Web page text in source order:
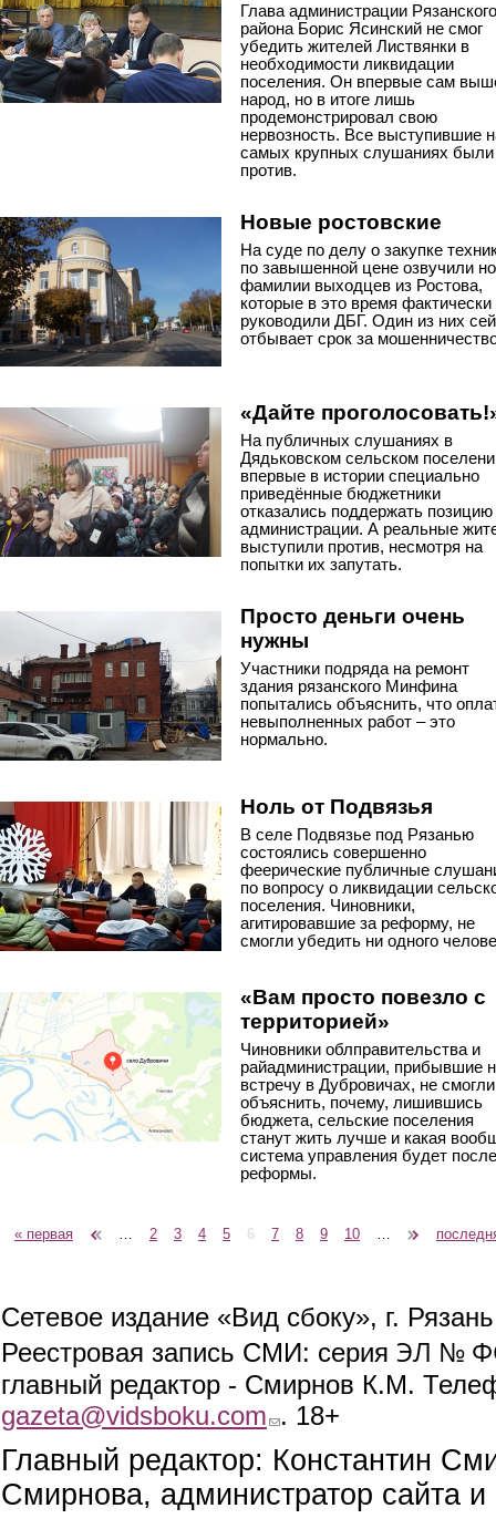
Глава администрации Рязанского
района Борис Ясинский не смог
убедить жителей Листвянки в
необходимости ликвидации
поселения. Он впервые сам
народ, но в итоге лишь
продемонстрировал свою
нервозность. Все выступившие
самых крупных слушаниях были
против.
Новые ростовские
На суде по делу о закупке
по завышенной цене озвучили
фамилии выходцев из Ростова,
которые в это время фактически
руководили ДБГ. Один из них
отбывает срок за
«Дайте
На публичных слушаниях в
Дядьковском сельском
впервые в истории специально
приведённые бюджетники
отказались поддержать позицию
администрации. А реальные
выступили против, несмотря на
попытки их запутать.
Просто деньги очень
нужны
Участники подряда на ремонт
здания рязанского Минфина
попытались объяснить, что
невыполненных работ – это
нормально.
Ноль от Подвязья
В селе Подвязье под Рязанью
состоялись совершенно
феерические публичные
по вопросу о ликвидации
поселения. Чиновники,
агитировавшие за реформу, не
смогли убедить ни одного
«Вам просто повезло с
территорией»
Чиновники облправительства и
райадминистрации, прибывшие
встречу в Дубровичах, не смогли
объяснить, почему, лишившись
бюджета, сельские поселения
станут жить лучше и какая
система управления будет после
реформы.
Страницы
« первая … 2 3 4 5 6 7 8 9 10 …
Сетевое издание «Вид сбоку», г.
Реестровая запись СМИ: серия ЭЛ №
главный редактор - Смирнов К.М.
gazeta@vidsboku.com (link sends e-mail)
. 18+
Главный редактор: Константин
Смирнова, администратор сайта